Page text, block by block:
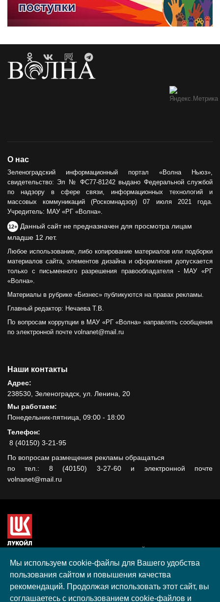
О нас
Зеленоградский информационный портал «Волна Ньюз»,
свидетельство: Эл № ФС77-81242 выдано Федеральной службой
по надзору в сфере связи, информационных технологий и
массовых коммуникаций (Роскомнадзор) 07 июля 2021 года.
Учредитель: МАУ «РГ «Волна».
12+ Данный сайт не предназначен для просмотра лицам
младше 12 лет.
Любое использование, либо копирование материалов или подборки
материалов сайта, элементов дизайна и оформления допускается
только с письменного разрешения правообладателя - МАУ «РГ
«Волна».
Материалы в рубрике «Бизнес» публикуются на правах рекламы.
Главный редактор: Нечаева Т.В.
По вопросам коррупции в МАУ «РГ «Волна» направлять сообщения
по электронной почте volnanet@mail.ru
Наши контакты
Адрес:
238530, Зеленоградск, ул. Ленина, 20
Мы работаем:
Понедельник-пятница, 09:00 - 18:00
Телефон:
8 (40150) 3-21-95
По вопросам размещения рекламы обращаться
по тел.: 8 (40150) 3-27-60 и электронной почте
volnanet@mail.ru
гранта, полученного в рамках XIII Конкурса социальных и
культурных проектов ПАО "ЛУКОЙЛ" на территории
Калининградской области в 2020 году
Согласие на обработку персональных данных
Мы используем cookie-файлы для Вашего удобства
пользования сайтом и повышения качества
рекомендаций. Продолжая использовать этот сайт, вы
соглашаетесь с использованием cookie-файлов и